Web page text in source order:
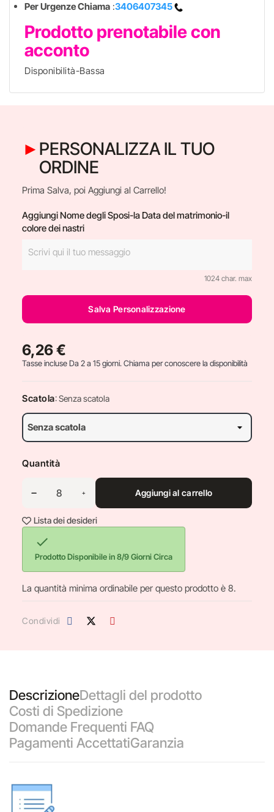
Per Urgenze Chiama :3406407345
Prodotto prenotabile con
acconto
Disponibilità-Bassa
PERSONALIZZA IL TUO
ORDINE
Prima Salva, poi Aggiungi al Carrello!
Aggiungi Nome degli Sposi-la Data del matrimonio-il
colore dei nastri
1024 char. max
Salva Personalizzazione
6,26 €
Tasse incluseDa 2 a 15 giorni. Chiama per conoscere la disponibilità
Scatola: Senza scatola
Quantità
Aggiungi al carrello
Lista dei desideri

Prodotto Disponibile in 8/9 Giorni Circa
La quantità minima ordinabile per questo prodotto è 8.
Condividi
DescrizioneDettagli del prodotto
Costi di Spedizione
Domande Frequenti FAQ
Pagamenti AccettatiGaranzia